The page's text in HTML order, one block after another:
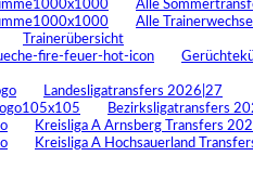
Alle
Alle
Trainerübersicht
Landesligatransfers 2026|27
Bezirksligatransfers
Kreisliga A Arnsberg Transfers
Kreisliga A Hochsauerland